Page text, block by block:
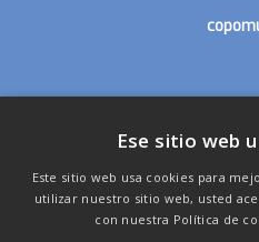
Ese sitio web
Este sitio web usa cookies para
utilizar nuestro sitio web, usted
con nuestra Política de